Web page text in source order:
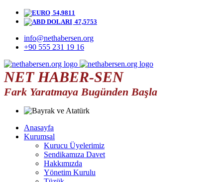
54,9811
47,5753
info@nethabersen.org
+90 555 231 19 16
NET HABER-SEN
Fark Yaratmaya Bugünden Başla
Anasayfa
Kurumsal
Kurucu Üyelerimiz
Sendikamıza Davet
Hakkımızda
Yönetim Kurulu